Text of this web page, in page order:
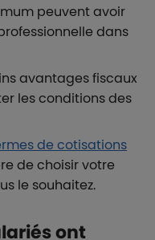
peuvent avoir
dans
avantages fiscaux
les conditions des
de cotisations
de choisir votre
le souhaitez.
ont